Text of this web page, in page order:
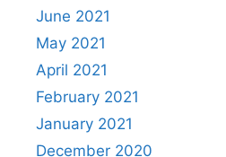
June 2021
May 2021
April 2021
February 2021
January 2021
December 2020